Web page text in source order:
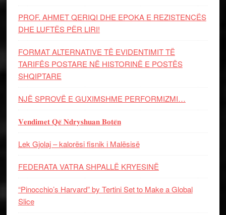
PROF. AHMET QERIQI DHE EPOKA E REZISTENCЁS
DHE LUFTЁS PЁR LIRI!
FORMAT ALTERNATIVE TË EVIDENTIMIT TË
TARIFËS POSTARE NË HISTORINË E POSTËS
SHQIPTARE
NJË SPROVË E GUXIMSHME PERFORMIZMI…
𝐕𝐞𝐧𝐝𝐢𝐦𝐞𝐭 𝐐𝐞̈ 𝐍𝐝𝐫𝐲𝐬𝐡𝐮𝐚𝐧 𝐁𝐨𝐭𝐞̈𝐧
Lek Gjolaj – kalorësi fisnik i Malësisë
FEDERATA VATRA SHPALLË KRYESINË
“Pinocchio’s Harvard” by Tertini Set to Make a Global
Slice